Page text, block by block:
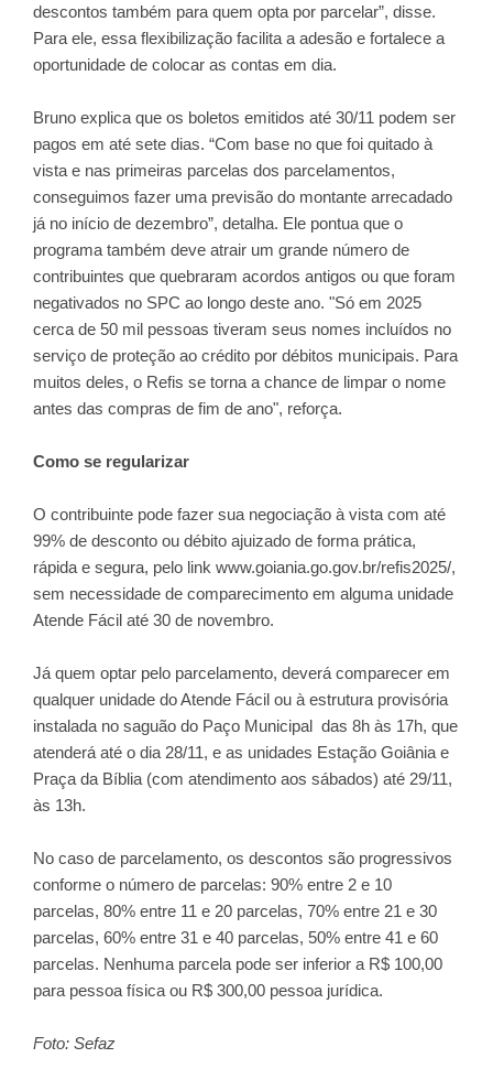
descontos também para quem opta por parcelar”, disse.
Para ele, essa flexibilização facilita a adesão e fortalece a
oportunidade de colocar as contas em dia.
Bruno explica que os boletos emitidos até 30/11 podem ser
pagos em até sete dias. “Com base no que foi quitado à
vista e nas primeiras parcelas dos parcelamentos,
conseguimos fazer uma previsão do montante arrecadado
já no início de dezembro”, detalha. Ele pontua que o
programa também deve atrair um grande número de
contribuintes que quebraram acordos antigos ou que foram
negativados no SPC ao longo deste ano. "Só em 2025
cerca de 50 mil pessoas tiveram seus nomes incluídos no
serviço de proteção ao crédito por débitos municipais. Para
muitos deles, o Refis se torna a chance de limpar o nome
antes das compras de fim de ano", reforça.
Como se regularizar
O contribuinte pode fazer sua negociação à vista com até
99% de desconto ou débito ajuizado de forma prática,
rápida e segura, pelo link www.goiania.go.gov.br/refis2025/,
sem necessidade de comparecimento em alguma unidade
Atende Fácil até 30 de novembro.
Já quem optar pelo parcelamento, deverá comparecer em
qualquer unidade do Atende Fácil ou à estrutura provisória
instalada no saguão do Paço Municipal das 8h às 17h, que
atenderá até o dia 28/11, e as unidades Estação Goiânia e
Praça da Bíblia (com atendimento aos sábados) até 29/11,
às 13h.
No caso de parcelamento, os descontos são progressivos
conforme o número de parcelas: 90% entre 2 e 10
parcelas, 80% entre 11 e 20 parcelas, 70% entre 21 e 30
parcelas, 60% entre 31 e 40 parcelas, 50% entre 41 e 60
parcelas. Nenhuma parcela pode ser inferior a R$ 100,00
para pessoa física ou R$ 300,00 pessoa jurídica.
Foto: Sefaz